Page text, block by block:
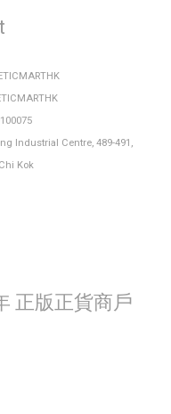
Industrial Centre, 489-491,
Kok
正版正貨商戶